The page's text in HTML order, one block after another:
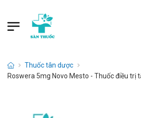
Thuốc tân dược
Roswera 5mg Novo Mesto - Thuốc điều trị